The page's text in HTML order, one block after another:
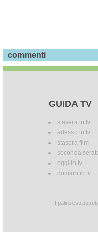
commenti
GUIDA TV
stasera in tv
adesso in tv
stasera film
seconda
oggi in tv
domani in tv
I palinsesti